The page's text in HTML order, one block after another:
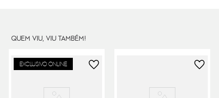
QUEM VIU, VIU TAMBÉM!
EXCLUSIVO ONLINE